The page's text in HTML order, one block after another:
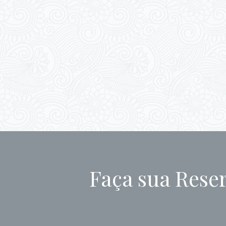
Faça sua